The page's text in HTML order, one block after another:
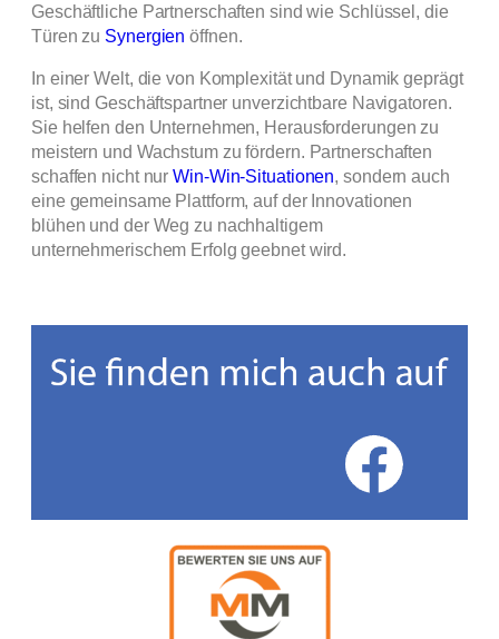
Geschäftliche Partnerschaften sind wie Schlüssel, die
Türen zu Synergien öffnen.
In einer Welt, die von Komplexität und Dynamik geprägt
ist, sind Geschäftspartner unverzichtbare Navigatoren.
Sie helfen den Unternehmen, Herausforderungen zu
meistern und Wachstum zu fördern. Partnerschaften
schaffen nicht nurWin-Win-Situationen, sondern auch
eine gemeinsame Plattform, auf der Innovationen
blühen und der Weg zu nachhaltigem
unternehmerischem Erfolg geebnet wird.